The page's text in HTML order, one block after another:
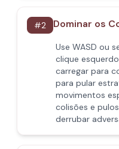
#2 Dominar os
Use WASD ou
clique
carregar para
para pular
movimentos
colisões e
derrubar